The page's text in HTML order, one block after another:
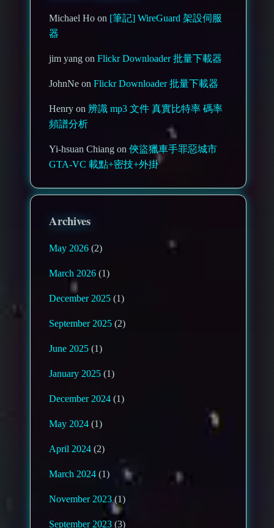
Michael Ho on [筆記] WireGuard 架設伺服
器
jim yang onFlickr Downloader 批量下載器
JohnNe onFlickr Downloader 批量下載器
Henry on辨識 mp3 文件 真實比特率 碼率
頻譜分析
Yi-hsuan Chiang on俠盜獵車手罪惡城市
GTA-VC 載點+密技+外掛
Archives
May 2026 (2)
March 2026 (1)
December 2025 (1)
September 2025 (2)
June 2025 (1)
January 2025 (1)
December 2024 (1)
May 2024 (1)
April 2024 (2)
March 2024 (1)
November 2023(1)
September 2023 (3)